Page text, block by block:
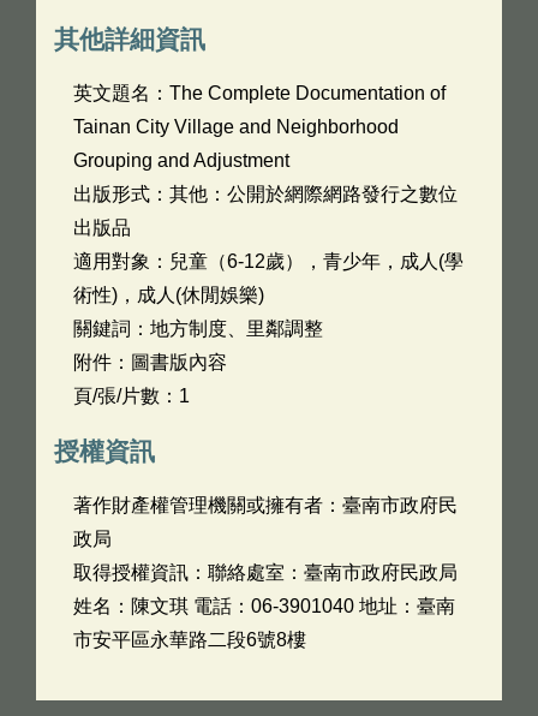
其他詳細資訊
英文題名： The Complete Documentation of
Tainan City Village and Neighborhood
Grouping and Adjustment
出版形式：其他：公開於網際網路發行之數位
出版品
適用對象：兒童（6-12歲），青少年，成人(學
術性)，成人(休閒娛樂)
關鍵詞：地方制度、里鄰調整
附件：圖書版內容
頁/張/片數：1
授權資訊
著作財產權管理機關或擁有者：臺南市政府民
政局
取得授權資訊：聯絡處室：臺南市政府民政局
姓名：陳文琪 電話：06-3901040 地址：臺南
市安平區永華路二段6號8樓